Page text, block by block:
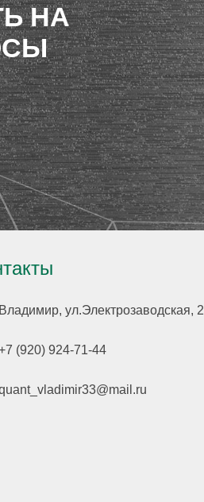
НА
Владимир, ул.Электрозаводская, 2
(920) 924-71-44